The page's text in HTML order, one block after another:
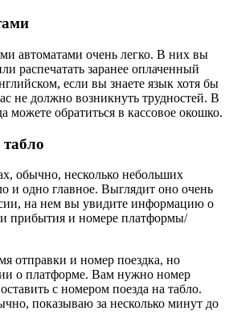
автоматами очень легко. В них вы
распечатать заранее оплаченный
если вы знаете язык хотя бы
не должно возникнуть трудностей. В
можете обратиться в кассовое окошко.
обычно, несколько небольших
и одно главное. Выглядит оно очень
на нем вы увидите информацию о
прибытия и номере платформы/
отправки и номер поездка, но
о платформе. Вам нужно номер
с номером поезда на табло.
показываю за несколько минут до